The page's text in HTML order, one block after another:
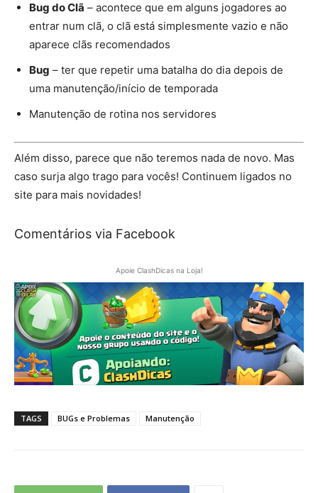
Bug do Clã – acontece que em alguns jogadores ao
entrar num clã, o clã está simplesmente vazio e não
aparece clãs recomendados
Bug – ter que repetir uma batalha do dia depois de
uma manutenção/início de temporada
Manutenção de rotina nos servidores
Além disso, parece que não teremos nada de novo. Mas
caso surja algo trago para vocês! Continuem ligados no
site para mais novidades!
Comentários via Facebook
Apoie ClashDicas na Loja!
TAGS BUGs e Problemas Manutenção